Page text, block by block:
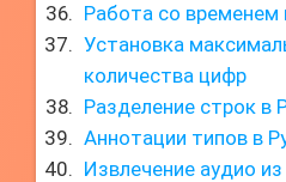
Работа со временем
Установка
количества цифр
Разделение строк в
Аннотации типов в
Извлечение аудио